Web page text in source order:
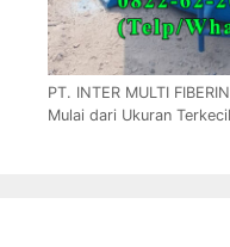
PT. INTER MULTI
Mulai dari Ukuran